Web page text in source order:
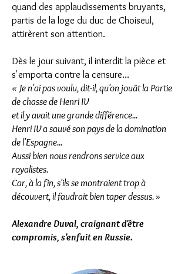
quand des applaudissements bruyants,
partis de la loge du duc de Choiseul,
attirèrent son attention.
Dès le jour suivant, il interdit la pièce et
s'emporta contre la censure...
« Je n'ai pas voulu, dit-il, qu'on jouât la Partie
de chasse de Henri IV
et il y avait une grande différence...
Henri IV a sauvé son pays de la domination
de l'Espagne...
Aussi bien nous rendrons service aux
royalistes.
Car, à la fin, s'ils se montraient trop à
découvert, il faudrait bien taper dessus. »
Alexandre Duval, craignant d'être
compromis, s'enfuit en Russie.